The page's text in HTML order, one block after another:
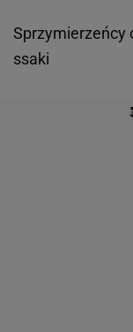
Sprzymierzeńcy
ssaki